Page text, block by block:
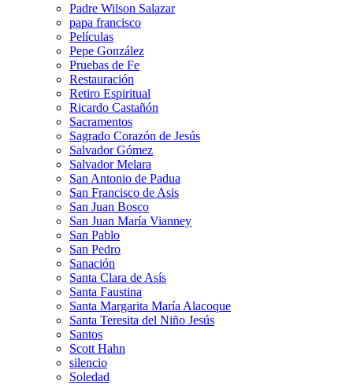
Padre Wilson Salazar
papa francisco
Películas
Pepe González
Pruebas de Fe
Restauración
Retiro Espiritual
Ricardo Castañón
Sacramentos
Sagrado Corazón de Jesús
Salvador Gómez
Salvador Melara
San Antonio de Padua
San Francisco de Asis
San Juan Bosco
San Juan María Vianney
San Pablo
San Pedro
Sanación
Santa Clara de Asís
Santa Faustina
Santa Margarita María Alacoque
Santa Teresita del Niño Jesús
Santos
Scott Hahn
silencio
Soledad